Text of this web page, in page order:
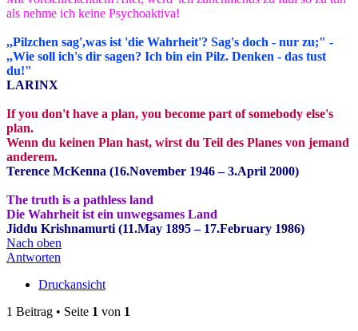
als nehme ich keine Psychoaktiva!
,,Pilzchen sag',was ist 'die Wahrheit'? Sag's doch - nur zu;" -
,,Wie soll ich's dir sagen? Ich bin ein Pilz. Denken - das tust
du!"
LARINX
If you don't have a plan, you become part of somebody else's
plan.
Wenn du keinen Plan hast, wirst du Teil des Planes von jemand
anderem.
Terence McKenna (16.November 1946 – 3.April 2000)
The truth is a pathless land
Die Wahrheit ist ein unwegsames Land
Jiddu Krishnamurti (11.May 1895 – 17.February 1986)
Nach oben
Antworten
Druckansicht
1 Beitrag • Seite 1 von 1